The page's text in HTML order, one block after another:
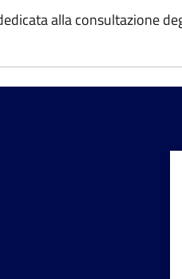
alla consultazione